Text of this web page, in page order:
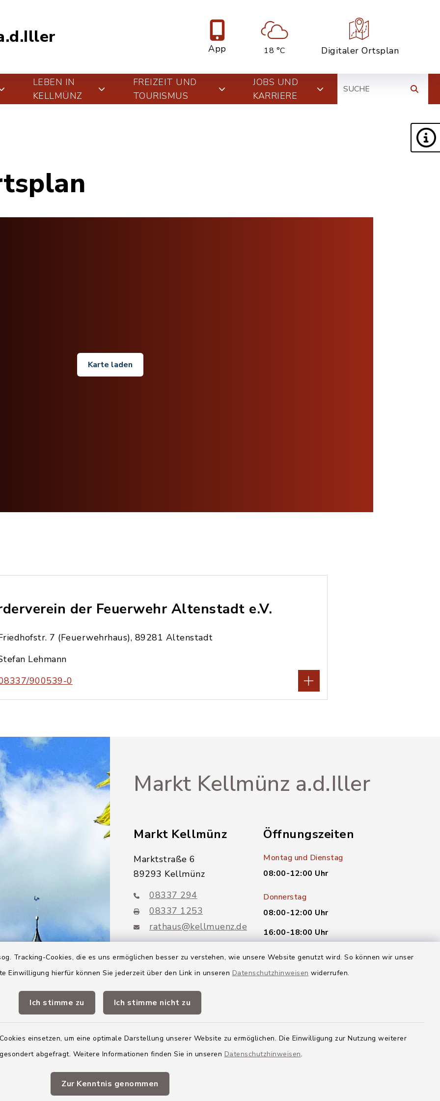
Tracking-Cookies, die es uns ermöglichen besser zu verstehen, wie unsere Website genutzt wird. So können wir unser
Einwilligung hierfür können Sie jederzeit über den Link in unseren Datenschutzhinweisen widerrufen.
Ich stimme zu Ich stimme nicht zu
einsetzen, um eine optimale Darstellung unserer Website zu ermöglichen. Die Einwilligung zur Nutzung weiterer
abgefragt. Weitere Informationen finden Sie in unseren Datenschutzhinweisen.
Zur Kenntnis genommen
App 18 °C Digitaler Ortsplan
LEBEN IN
KELLMÜNZ
FREIZEIT UND
TOURISMUS
JOBS UND
KARRIERE
Karte laden
der Feuerwehr Altenstadt e.V.
7 (Feuerwehrhaus), 89281 Altenstadt
Lehmann
900539-0
Markt Kellmünz a.d.Iller
Markt Kellmünz
Marktstraße 6
89293 Kellmünz
08337 294
08337 1253
rathaus@kellmuenz.de
Öffnungszeiten
Montag und Dienstag
08:00-12:00 Uhr
Donnerstag
08:00-12:00 Uhr
16:00-18:00 Uhr
oder nach telefonischer
Vereinbarung.
Altenstadt
Markt Kellmünz
VG Altenstadt